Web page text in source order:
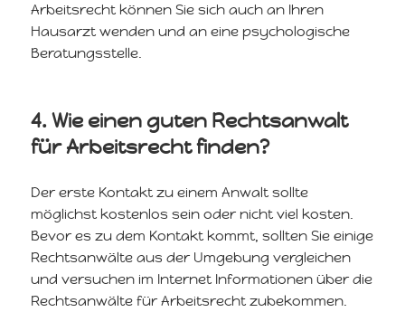
Arbeitsrecht können Sie sich auch an Ihren
Hausarzt wenden und an eine psychologische
Beratungsstelle.
4. Wie einen guten Rechtsanwalt
für Arbeitsrecht finden?
Der erste Kontakt zu einem Anwalt sollte
möglichst kostenlos sein oder nicht viel kosten.
Bevor es zu dem Kontakt kommt, sollten Sie einige
Rechtsanwälte aus der Umgebung vergleichen
und versuchen im Internet Informationen über die
Rechtsanwälte für Arbeitsrecht zubekommen.